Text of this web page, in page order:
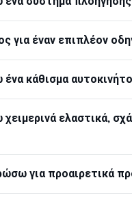
για έναν επιπλέον
κάθισμα
ελαστικά,
για προαιρετικά